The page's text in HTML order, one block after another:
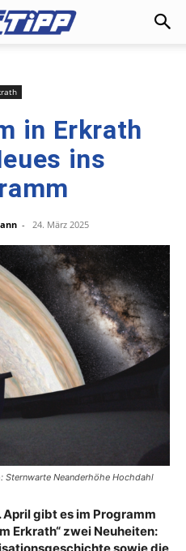
in Erkrath
ins
- 24. März 2025
Sternwarte Neanderhöhe Hochdahl
April gibt es im Programm
Erkrath“ zwei Neuheiten: